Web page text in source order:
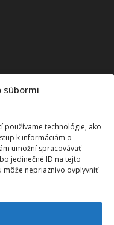
súbormi
používame technológie, ako
k informáciám o
umožní spracovávať
jedinečné ID na tejto
môže nepriaznivo ovplyvniť
52 285 14 01